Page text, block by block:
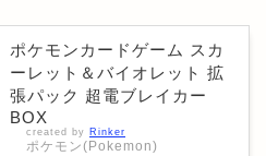
ポケモンカードゲーム スカ
ーレット＆バイオレット 拡
張パック 超電ブレイカー
BOX
created by Rinker
ポケモン(Pokemon)